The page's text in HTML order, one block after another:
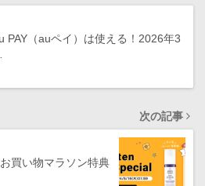
PAY（auペイ）は使える！2026年3
次の記事
買い物マラソン特典